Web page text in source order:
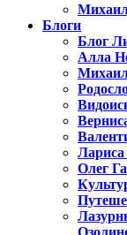
Блоги
Блог
Алла
Михаил
Олег